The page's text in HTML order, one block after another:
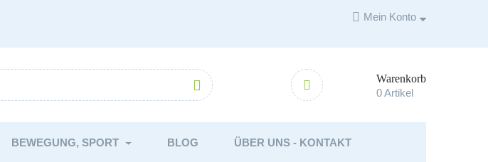
 Mein Konto
Warenkorb
0Artikel


BEWEGUNG, SPORT BLOG ÜBER UNS - KONTAKT